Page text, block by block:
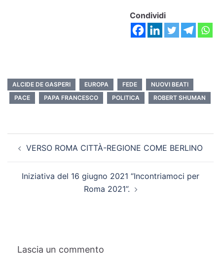
Condividi
ALCIDE DE GASPERI EUROPA FEDE
NUOVI BEATI
PACE
PAPA FRANCESCO POLITICA ROBERT SHUMAN
VERSO ROMA CITTÀ-REGIONE COME BERLINO
Iniziativa del 16 giugno 2021 “Incontriamoci per
Roma 2021”.
Lascia un commento